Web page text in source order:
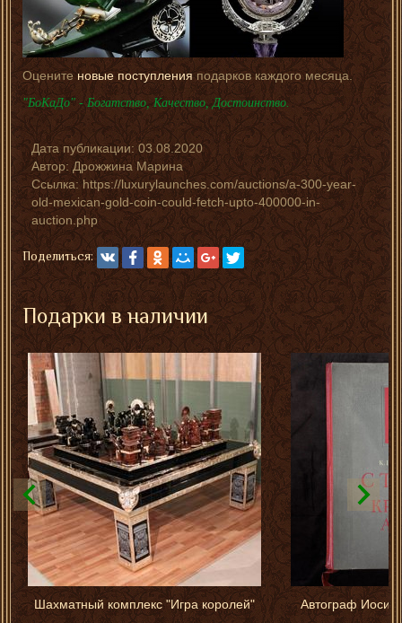
Оценитеновые поступленияподарков каждого месяца.
"БоКаДо" - Богатство, Качество, Достоинство.
Дата публикации:03.08.2020
Автор:Дрожжина Марина
Ссылка: https://luxurylaunches.com/auctions/a-300-year-
old-mexican-gold-coin-could-fetch-upto-400000-in-
auction.php
Поделиться:
Подарки в наличии
Шахматный комплекс "Игра королей" Автограф